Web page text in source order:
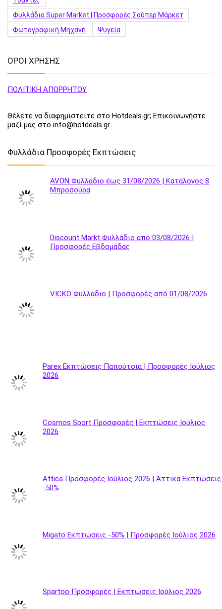
Φυλλάδια Super Market | Προσφορές Σούπερ Μάρκετ
Φωτογραφική Μηχανή
Ψυγεία
ΟΡΟΙ ΧΡΗΣΗΣ
ΠΟΛΙΤΙΚΗ ΑΠΟΡΡΗΤΟΥ
Θέλετε να διαφημιστείτε στο Hotdeals.gr; Επικοινωνήστε
μαζί μας στο info@hotdeals.gr
Φυλλάδια Προσφορές Εκπτώσεις
AVON Φυλλάδιο έως 31/08/2026 | Κατάλογος 8
Μπροσούρα
Discount Markt Φυλλάδιο από 03/08/2026 |
Προσφορές Εβδομάδας
VICKO Φυλλάδιο | Προσφορές από 01/08/2026
Parex Εκπτώσεις Παπούτσια | Προσφορές Ιούλιος
2026
Cosmos Sport Προσφορές | Εκπτώσεις Ιούλιος
2026
Attica Προσφορές Ιούλιος 2026 | Άττικα Εκπτώσεις
-50%
Migato Εκπτώσεις -50% | Προσφορές Ιούλιος 2026
Spartoo Προσφορές | Εκπτώσεις Ιούλιος 2026